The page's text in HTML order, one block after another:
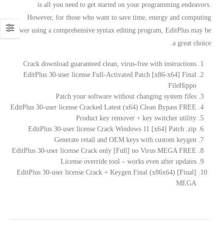
is all you need to get started on your programming endeavors.
However, for those who want to save time, energy and computing
power using a comprehensive syntax editing program, EditPlus may be
a great choice.
Crack download guaranteed clean, virus-free with instructions
EditPlus 30-user license Full-Activated Patch [x86-x64] Final
FileHippo
Patch your software without changing system files
EditPlus 30-user license Cracked Latest (x64) Clean Bypass FREE
Product key remover + key switcher utility
EditPlus 30-user license Crack Windows 11 [x64] Patch .zip
Generate retail and OEM keys with custom keygen
EditPlus 30-user license Crack only [Full] no Virus MEGA FREE
License override tool – works even after updates
EditPlus 30-user license Crack + Keygen Final (x86x64) [Final]
MEGA